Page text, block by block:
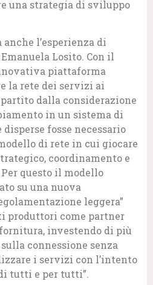
una strategia di sviluppo
l’esperienza di
Losito. Con il
piattaforma
la rete dei servizi ai
dalla considerazione
in un sistema di
fosse necessario
di rete in cui giocare
coordinamento e
questo il modello
su una nuova
leggera”
produttori come partner
investendo di più
connessione senza
i servizi con l’intento
tutti e per tutti”.